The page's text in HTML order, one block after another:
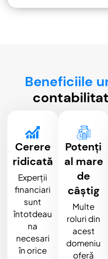
Beneficiile
Cerere
ridicată
Experții
financiari
sunt
întotdeau
na
necesari
în orice
Potenți
al mare
de
câștig
Multe
roluri din
acest
domeniu
oferă